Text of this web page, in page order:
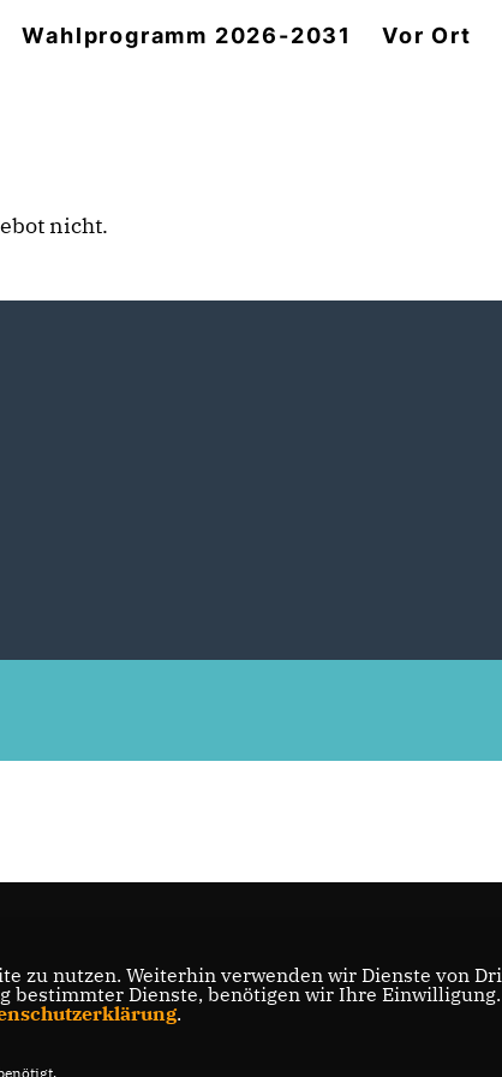
Wahlprogramm 2026-2031 Vor Ort
nicht.
zu nutzen. Weiterhin verwenden wir Dienste von
bestimmter Dienste, benötigen wir Ihre
.